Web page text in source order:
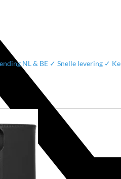
NL & BE ✓ Snelle levering ✓